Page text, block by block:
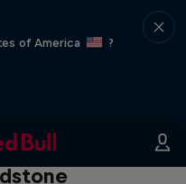
of America
?